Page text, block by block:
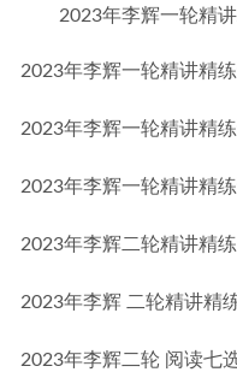
2023年李辉一轮精
2023年李辉一轮精讲精练
2023年李辉一轮精讲精
2023年李辉一轮精讲精练
2023年李辉二轮精讲精练
2023年李辉 二轮精讲精
2023年李辉二轮 阅读七